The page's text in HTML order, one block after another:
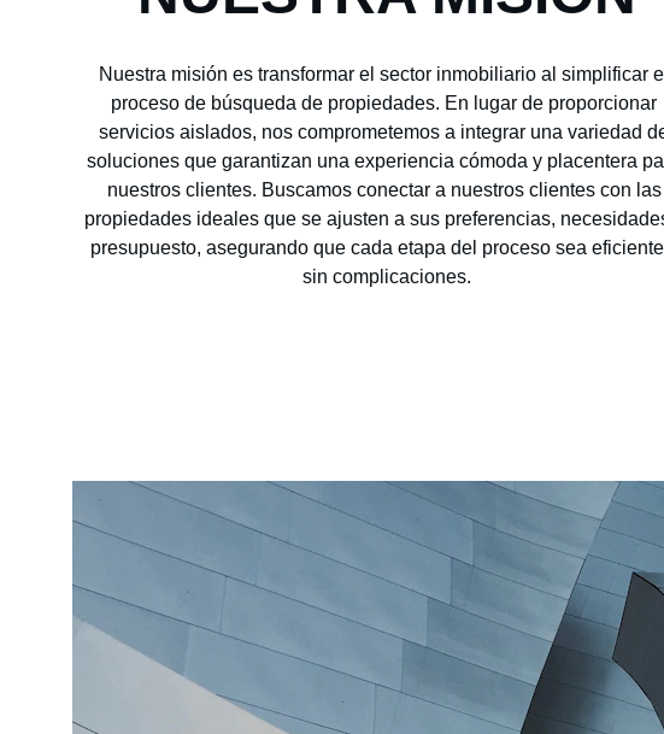
Nuestra misión es transformar el sector inmobiliario al simplificar el
proceso de búsqueda de propiedades. En lugar de proporcionar
servicios aislados, nos comprometemos a integrar una variedad
soluciones que garantizan una experiencia cómoda y placentera
nuestros clientes. Buscamos conectar a nuestros clientes con las
propiedades ideales que se ajusten a sus preferencias,
presupuesto, asegurando que cada etapa del proceso sea
sin complicaciones.